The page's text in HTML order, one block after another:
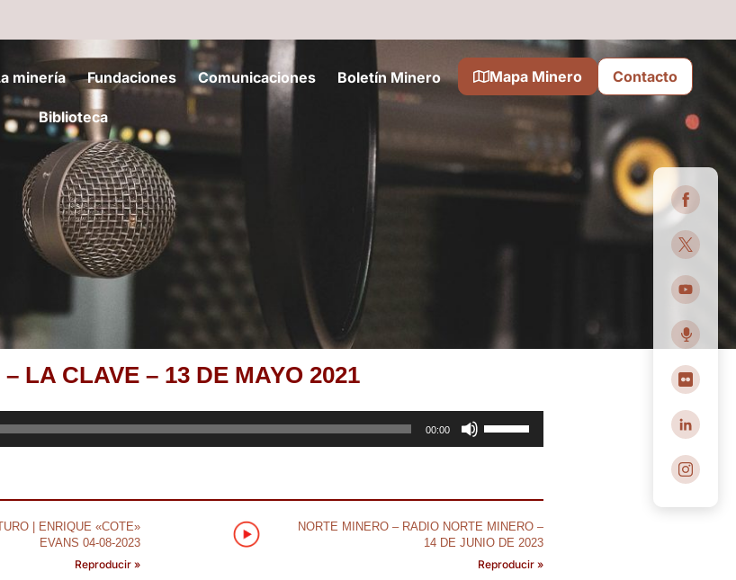
minería Fundaciones Comunicaciones Boletín Minero
Biblioteca
Mapa Minero Contacto
LA CLAVE – 13 DE MAYO 2021
00:00
arriba/abajo
para
aumentar
| ENRIQUE «COTE»
EVANS 04-08-2023
Reproducir »
NORTE MINERO – RADIO NORTE MINERO –
14 DE JUNIO DE 2023
Reproducir »